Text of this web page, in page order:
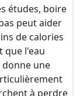
études, boire
peut aider
de calories
que l'eau
une
à perdre